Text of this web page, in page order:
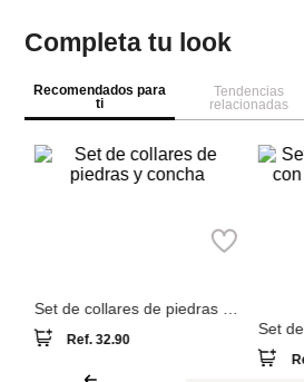
Completa tu look
Recomendados para
ti
Tendencias
relacionadas
NEW
Parfois
NEW
Parfois